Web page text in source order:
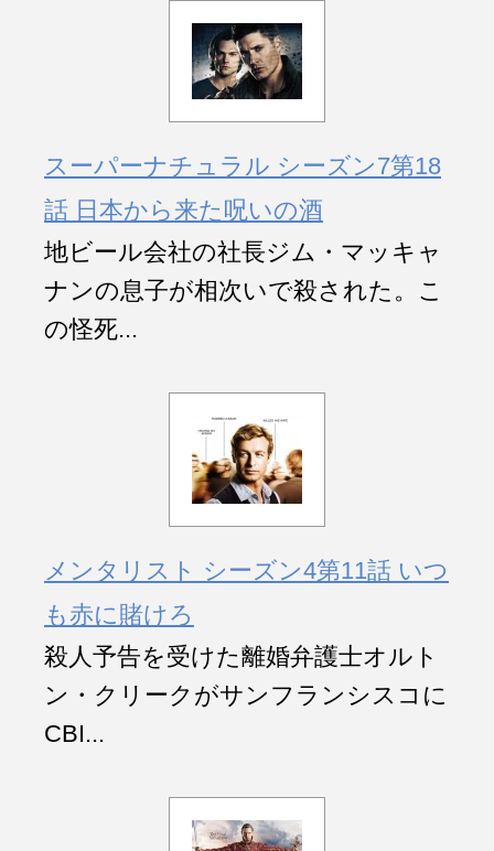
スーパーナチュラル シーズン7第18
話 日本から来た呪いの酒
地ビール会社の社長ジム・マッキャ
ナンの息子が相次いで殺された。こ
の怪死...
メンタリスト シーズン4第11話 いつ
も赤に賭けろ
殺人予告を受けた離婚弁護士オルト
ン・クリークがサンフランシスコに
CBI...